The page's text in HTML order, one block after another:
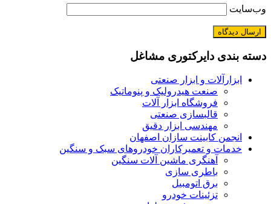
وب‌سایت
دسته بندی دایرکتوری مشاغل
ابزارآلات و ابزار صنعتی
صنعت هیدرولیک و پنوماتیک
فروشگاه ابزار آلات
قالبسازی صنعتی
مهندسی ابزار دقیق
انجمن کابینت سازان اصفهان
خدمات و تعمیرکاران خودروهای سبک و سنگین
آهنگری ماشین آلات سنگین
باطری سازی
برق اتومبیل
تزئینات خودرو